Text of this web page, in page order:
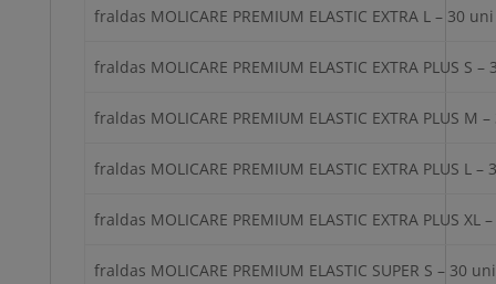
fraldas MOLICARE PREMIUM ELASTIC EXTRA L – 30
fraldas MOLICARE PREMIUM ELASTIC EXTRA PLUS S –
fraldas MOLICARE PREMIUM ELASTIC EXTRA PLUS M
fraldas MOLICARE PREMIUM ELASTIC EXTRA PLUS L –
fraldas MOLICARE PREMIUM ELASTIC EXTRA PLUS XL
fraldas MOLICARE PREMIUM ELASTIC SUPER S – 30